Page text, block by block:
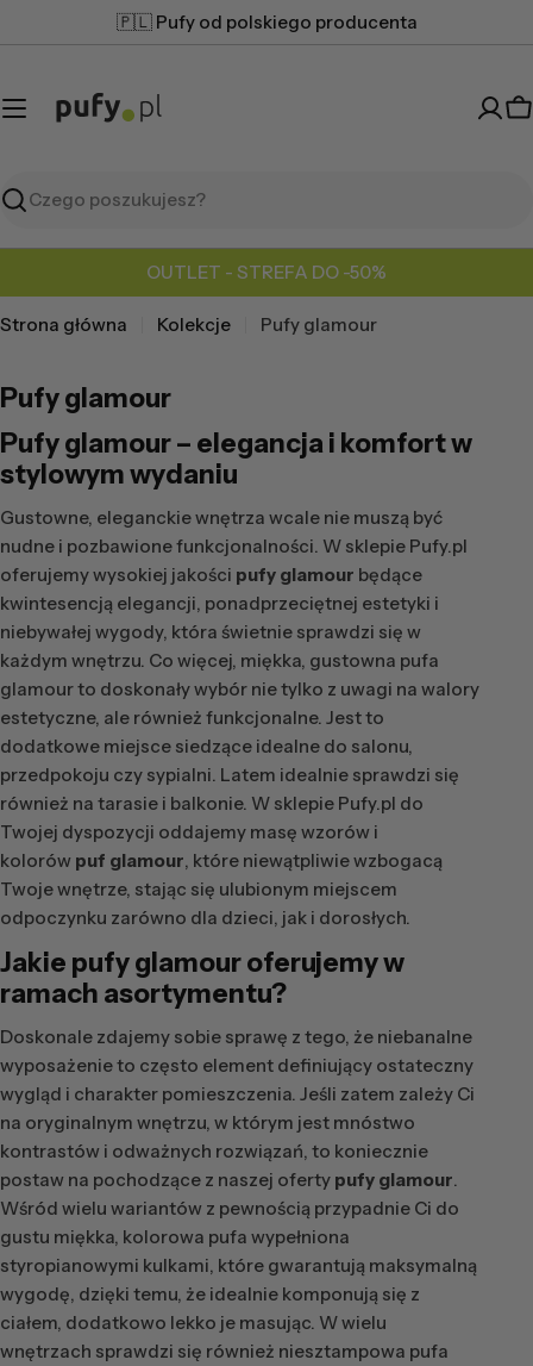
do
🇵🇱 Pufy od polskiego producenta
Szukaj
OUTLET - STREFA DO -50%
Strona główna Kolekcje Pufy glamour
Pufy glamour
Pufy glamour – elegancja i komfort w
stylowym wydaniu
Gustowne, eleganckie wnętrza wcale nie muszą być
nudne i pozbawione funkcjonalności. W sklepie Pufy.pl
oferujemy wysokiej jakości pufy glamour będące
kwintesencją elegancji, ponadprzeciętnej estetyki i
niebywałej wygody, która świetnie sprawdzi się w
każdym wnętrzu. Co więcej, miękka, gustowna pufa
glamour to doskonały wybór nie tylko z uwagi na walory
estetyczne, ale również funkcjonalne. Jest to
dodatkowe miejsce siedzące idealne do salonu,
przedpokoju czy sypialni. Latem idealnie sprawdzi się
również na tarasie i balkonie. W sklepie Pufy.pl do
Twojej dyspozycji oddajemy masę wzorów i
kolorów puf glamour, które niewątpliwie wzbogacą
Twoje wnętrze, stając się ulubionym miejscem
odpoczynku zarówno dla dzieci, jak i dorosłych.
Jakie pufy glamour oferujemy w
ramach asortymentu?
Doskonale zdajemy sobie sprawę z tego, że niebanalne
wyposażenie to często element definiujący ostateczny
wygląd i charakter pomieszczenia. Jeśli zatem zależy Ci
na oryginalnym wnętrzu, w którym jest mnóstwo
kontrastów i odważnych rozwiązań, to koniecznie
postaw na pochodzące z naszej oferty pufy glamour.
Wśród wielu wariantów z pewnością przypadnie Ci do
gustu miękka, kolorowa pufa wypełniona
styropianowymi kulkami, które gwarantują maksymalną
wygodę, dzięki temu, że idealnie komponują się z
ciałem, dodatkowo lekko je masując. W wielu
wnętrzach sprawdzi się również niesztampowa pufa